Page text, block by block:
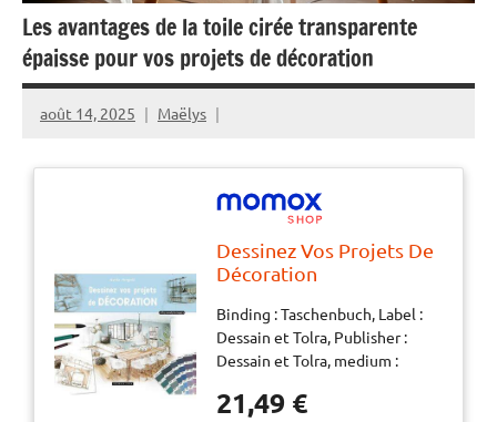
Les avantages de la toile cirée transparente
épaisse pour vos projets de décoration
août 14, 2025 Maëlys
Dessinez Vos Projets De
Décoration
Binding : Taschenbuch, Label :
Dessain et Tolra, Publisher :
Dessain et Tolra, medium :
2019-03-20, ISBN : 2295011493
21,49 €